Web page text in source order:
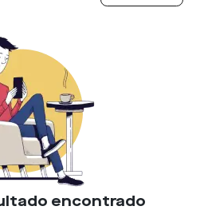
encontrado